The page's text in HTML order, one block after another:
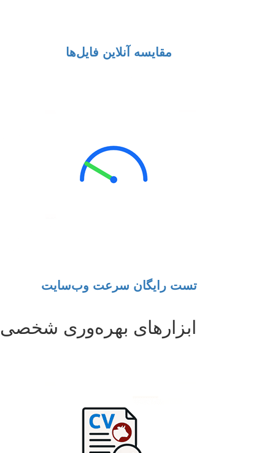
مقایسه آنلاین فایل‌ها
تست رایگان سرعت وب‌سایت
ابزارهای بهره‌وری شخصی